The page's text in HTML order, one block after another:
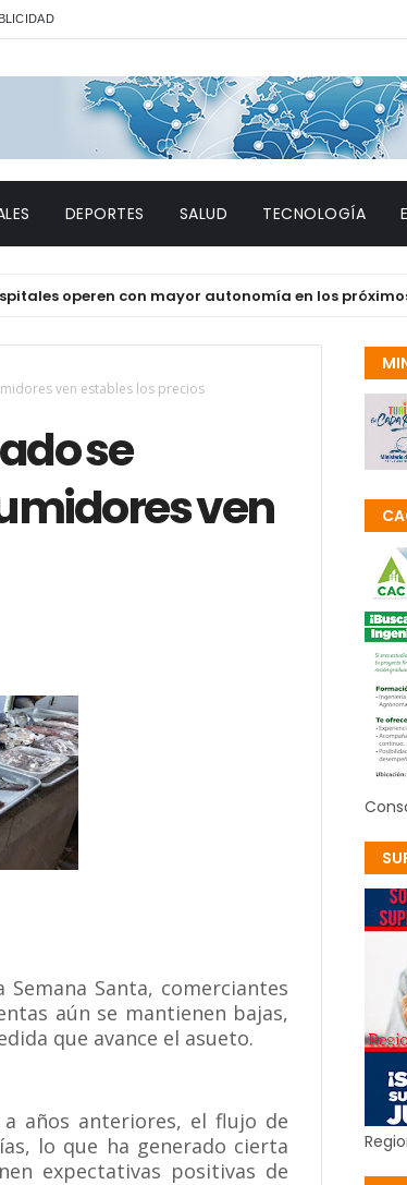
DEPORTES SALUD TECNOLOGÍA
operen con mayor autonomía en los próximos dos
ven estables los precios
se
ven
Santa, comerciantes
aún se mantienen bajas,
que avance el asueto.
años anteriores, el flujo de
lo que ha generado cierta
expectativas positivas de